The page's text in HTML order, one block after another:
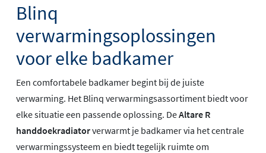
Blinq
verwarmingsoplossingen
voor elke badkamer
Een comfortabele badkamer begint bij de juiste
verwarming. Het Blinq verwarmingsassortiment biedt voor
elke situatie een passende oplossing. DeAltare R
handdoekradiatorverwarmt je badkamer via het centrale
verwarmingssysteem en biedt tegelijk ruimte om